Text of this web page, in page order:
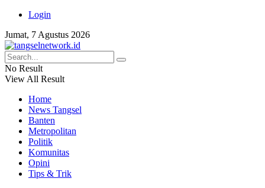
Login
Jumat, 7 Agustus 2026
No Result
View All Result
Home
News Tangsel
Banten
Metropolitan
Politik
Komunitas
Opini
Tips & Trik